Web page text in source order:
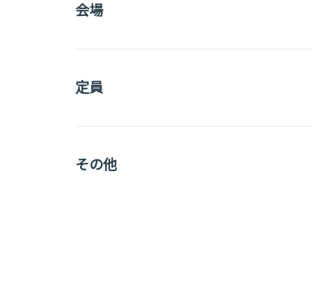
会場
定員
その他